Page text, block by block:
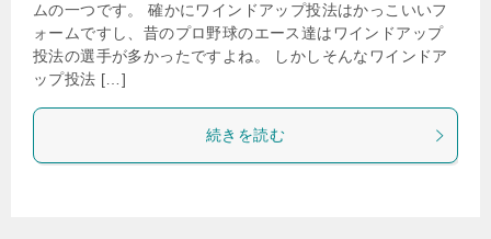
ムの一つです。 確かにワインドアップ投法はかっこいいフ
ォームですし、昔のプロ野球のエース達はワインドアップ
投法の選手が多かったですよね。 しかしそんなワインドア
ップ投法 […]
続きを読む